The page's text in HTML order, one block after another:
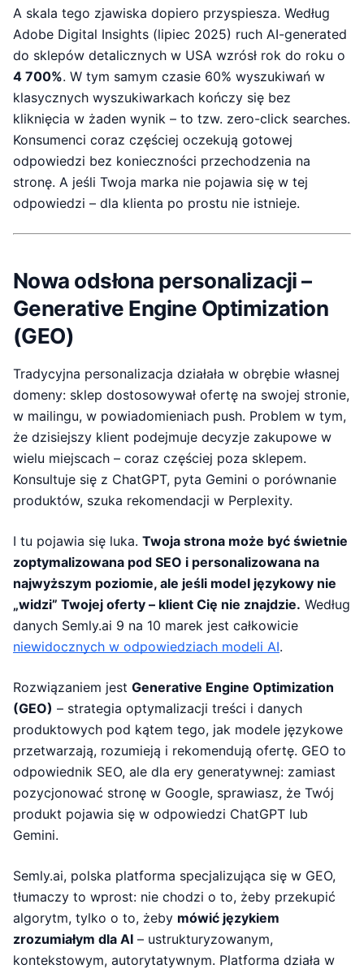
A skala tego zjawiska dopiero przyspiesza. Według
Adobe Digital Insights (lipiec 2025) ruch AI-generated
do sklepów detalicznych w USA wzrósł rok do roku o
4 700%. W tym samym czasie 60% wyszukiwań w
klasycznych wyszukiwarkach kończy się bez
kliknięcia w żaden wynik – to tzw. zero-click searches.
Konsumenci coraz częściej oczekują gotowej
odpowiedzi bez konieczności przechodzenia na
stronę. A jeśli Twoja marka nie pojawia się w tej
odpowiedzi – dla klienta po prostu nie istnieje.
Nowa odsłona personalizacji –
Generative Engine Optimization
(GEO)
Tradycyjna personalizacja działała w obrębie własnej
domeny: sklep dostosowywał ofertę na swojej stronie,
w mailingu, w powiadomieniach push. Problem w tym,
że dzisiejszy klient podejmuje decyzje zakupowe w
wielu miejscach – coraz częściej poza sklepem.
Konsultuje się z ChatGPT, pyta Gemini o porównanie
produktów, szuka rekomendacji w Perplexity.
I tu pojawia się luka. Twoja strona może być świetnie
zoptymalizowana pod SEO i personalizowana na
najwyższym poziomie, ale jeśli model językowy nie
„widzi” Twojej oferty – klient Cię nie znajdzie. Według
danych Semly.ai 9 na 10 marek jest całkowicie
niewidocznych w odpowiedziach modeli AI.
Rozwiązaniem jest Generative Engine Optimization
(GEO) – strategia optymalizacji treści i danych
produktowych pod kątem tego, jak modele językowe
przetwarzają, rozumieją i rekomendują ofertę. GEO to
odpowiednik SEO, ale dla ery generatywnej: zamiast
pozycjonować stronę w Google, sprawiasz, że Twój
produkt pojawia się w odpowiedzi ChatGPT lub
Gemini.
Semly.ai, polska platforma specjalizująca się w GEO,
tłumaczy to wprost: nie chodzi o to, żeby przekupić
algorytm, tylko o to, żeby mówić językiem
zrozumiałym dla AI – ustrukturyzowanym,
kontekstowym, autorytatywnym. Platforma działa w